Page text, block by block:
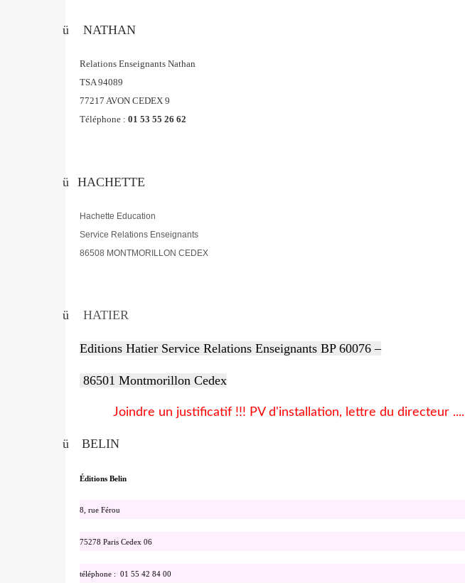
ü NATHAN
Relations Enseignants Nathan
TSA 94089
77217 AVON CEDEX 9
Téléphone : 01 53 55 26 62
ü HACHETTE
Hachette Education
Service Relations Enseignants
86508 MONTMORILLON CEDEX
ü HATIER
Editions Hatier Service Relations Enseignants BP 60076 –
86501 Montmorillon Cedex
Joindre un justificatif !!! PV d'installation, lettre du directeur ....
ü BELIN
Éditions Belin
8, rue Férou
75278 Paris Cedex 06
téléphone : 01 55 42 84 00